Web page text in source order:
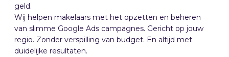
geld.
Wij helpen makelaars met het opzetten en beheren
van slimme Google Ads campagnes. Gericht op jouw
regio. Zonder verspilling van budget. En altijd met
duidelijke resultaten.